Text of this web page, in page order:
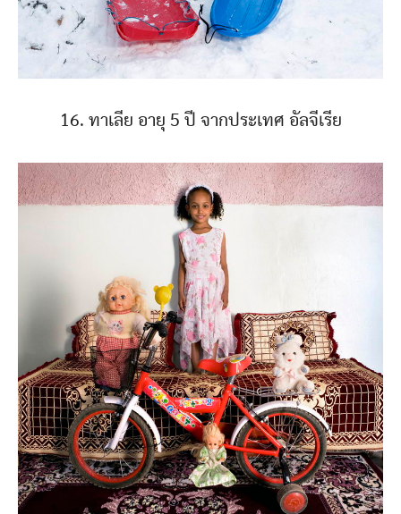
16. ทาเลีย อายุ 5 ปี จากประเทศ อัลจีเรีย